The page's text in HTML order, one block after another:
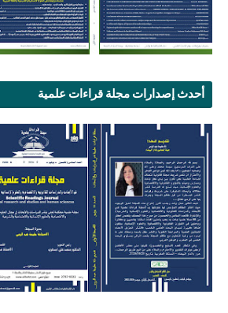
أحدث إصدارات مجلة قراءات علمية